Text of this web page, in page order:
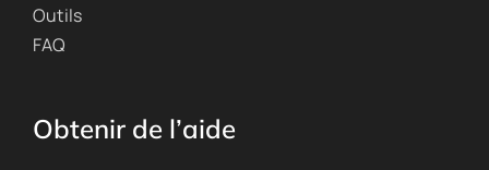
Outils
FAQ
Obtenir de l’aide